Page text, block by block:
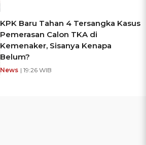
KPK Baru Tahan 4 Tersangka Kasus
Pemerasan Calon TKA di
Kemenaker, Sisanya Kenapa
Belum?
News | 19:26 WIB